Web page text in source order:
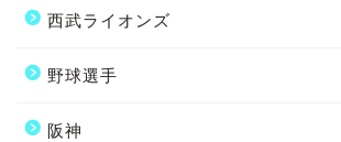
西武ライオンズ
野球選手
阪神